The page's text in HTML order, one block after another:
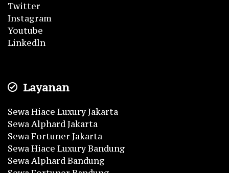
Twitter
Instagram
Youtube
Linkedln
Layanan
Sewa Hiace Luxury Jakarta
Sewa Alphard Jakarta
Sewa Fortuner Jakarta
Sewa Hiace Luxury Bandung
Sewa Alphard Bandung